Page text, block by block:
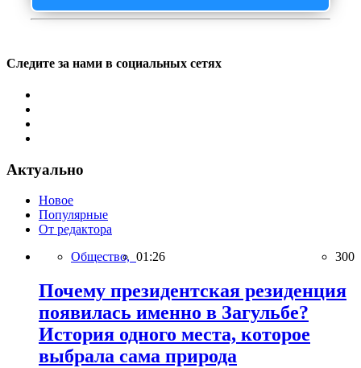
Следите за нами в социальных сетях
Актуально
Новое
Популярные
От редактора
Общество, 01:26 300
Почему президентская резиденция
появилась именно в Загульбе?
История одного места, которое
выбрала сама природа